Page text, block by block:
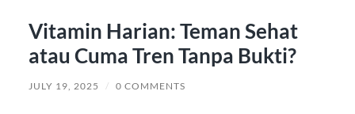
Vitamin Harian: Teman Sehat
atau Cuma Tren Tanpa Bukti?
JULY 19, 2025 / 0 COMMENTS